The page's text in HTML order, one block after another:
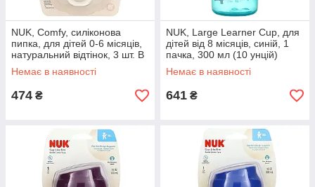
NUK, Comfy, силіконова
пипка, для дітей 0-6 місяців,
натуральний відтінок, 3 шт. В
пакованні оригінал
Немає в наявності
474 ₴
NUK, Large Learner Cup, для
дітей від 8 місяців, синій, 1
пачка, 300 мл (10 унцій)
оригінал
Немає в наявності
641 ₴